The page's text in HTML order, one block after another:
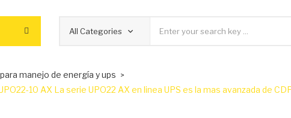
manejo de energía y ups
10 AX La serie UPO22 AX en linea UPS es la mas avanzada de